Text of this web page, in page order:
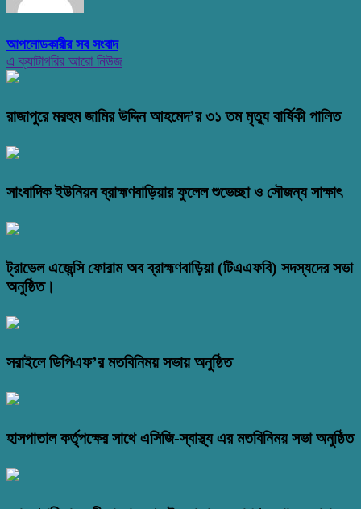
আপলোডকারীর সব সংবাদ
এ ক্যাটাগরির আরো নিউজ
রাজাপুরে মরহুম জামির উদ্দিন আহমেদ’র ৩১ তম মৃত্যু বার্ষিকী পালিত
সাংবাদিক ইউনিয়ন ব্রাহ্মণবাড়িয়ার ফুলেল শুভেচ্ছা ও সৌজন্য সাক্ষাৎ
ট্রাভেল এজেন্সি ফোরাম অব ব্রাহ্মণবাড়িয়া (টিএএফবি) সদস্যদের সভা
অনুষ্ঠিত।
সরাইলে ডিপিএফ’র মতবিনিময় সভায় অনুষ্ঠিত
হাসপাতাল কর্তৃপক্ষের সাথে এসিজি-স্বাস্থ্য এর মতবিনিময় সভা অনুষ্ঠিত